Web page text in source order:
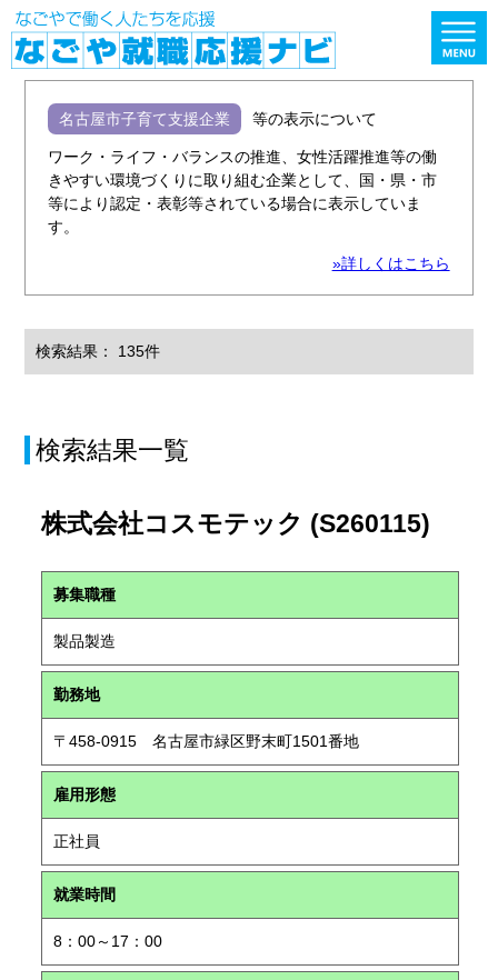
名古屋市子育て支援企業 等の表示について
ワーク・ライフ・バランスの推進、女性活躍推進等の働
きやすい環境づくりに取り組む企業として、国・県・市
等により認定・表彰等されている場合に表示していま
す。
»詳しくはこちら
検索結果： 135件
検索結果一覧
株式会社コスモテック (S260115)
募集職種
製品製造
勤務地
〒458-0915 名古屋市緑区野末町1501番地
雇用形態
正社員
就業時間
8：00～17：00